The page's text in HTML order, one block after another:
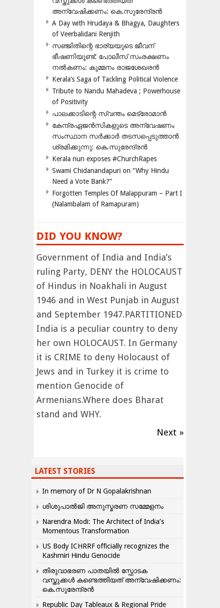
അന്വേഷിക്കണം: കെ.സുരേന്ദ്രൻ
A Day with Hrudaya & Bhagya, Daughters
of Veerbalidani Renjith
സഞ്ജിതിന്റെ ഭാര്യയുടെ ജീവന്
ഭീഷണിയുണ്ട്: പോലീസ് സംരക്ഷണം
നൽകണം: കുമ്മനം രാജശേഖരൻ
Kerala’s Saga of Tackling Political Violence
Tribute to Nandu Mahadeva ; Powerhouse
of Positivity
പാലക്കാടിന്റെ സ്വന്തം മെട്രോമാൻ
കേന്ദ്രഏജൻസികളുടെ അന്വേഷണം
സംസ്ഥാന സർക്കാർ തടസപ്പെടുത്താൻ
ശ്രമിക്കുന്നു: കെ.സുരേന്ദ്രൻ
Kerala nun exposes #ChurchRapes
Swami Chidanandapuri on “Why Hindu
Need a Vote Bank?”
Forgotten Temples Of Malappuram – Part I
(Nalambalam of Ramapuram)
DID YOU KNOW?
Government of India and India’s
ruling Party, DENY the HOLOCAUST
of Hindus in Noakhali in August
1946 and in West Punjab in August
and September 1947.PARTITIONED
India is a peculiar country to deny
her own HOLOCAUST. In Germany
it is CRIME to deny Holocaust of
Jews and in Turkey it is crime to
mention Genocide of
Armenians.Where does Bharat
stand and WHY.
Next »
LATEST STORIES
In memory of Dr N Gopalakrishnan
ശിശുപാൽജി അനുസ്മരണ സമ്മേളനം
Narendra Modi: The Architect of India’s
Momentous Transformation
US Body ICHRRF officially recognizes the
Kashmiri Hindu Genocide
തിരുവാഭരണ പാതയിൽ സ്ഫോടക
വസ്തുക്കൾ കണ്ടെത്തിയത് അന്വേഷിക്കണം:
കെ.സുരേന്ദ്രൻ
Republic Day Tableaux & Regional Pride